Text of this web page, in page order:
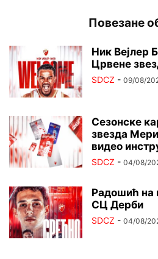
Повезане
Ник Вејлер
Црвене
SDCZ - 09/08/
Сезонске
звезда
видео
SDCZ - 04/08/
Радошић на
СЦ Дерби
SDCZ - 04/08/